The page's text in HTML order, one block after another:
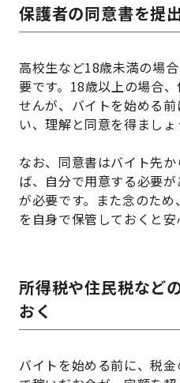
保護者の同意書を提
高校生など18歳未満の場
要です。18歳以上の場合
せんが、バイトを始める
い、理解と同意を得ましょ
なお、同意書はバイト先
ば、自分で用意する必要
が必要です。また念のた
を自身で保管しておくと安
所得税や住民税など
おく
バイトを始める前に、税